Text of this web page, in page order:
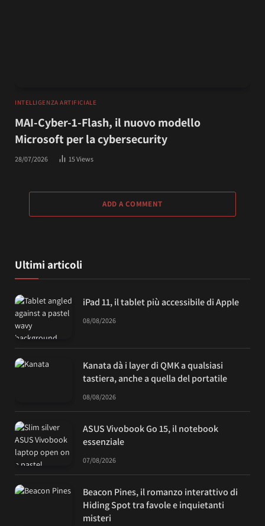
INTELLIGENZA ARTIFICIALE
MAI-Cyber-1-Flash, il nuovo modello
Microsoft per la cybersecurity
28/07/2026 15Views
ADD A COMMENT
Ultimi articoli
iPad 11, il tablet più accessibile di Apple
08/08/2026
Kanata dà i layer di QMK a qualsiasi
tastiera, anche a quella del portatile
08/08/2026
ASUS Vivobook Go 15, il notebook
essenziale
07/08/2026
Beacon Pines, il romanzo interattivo di
Hiding Spot tra favole e inquietanti
misteri